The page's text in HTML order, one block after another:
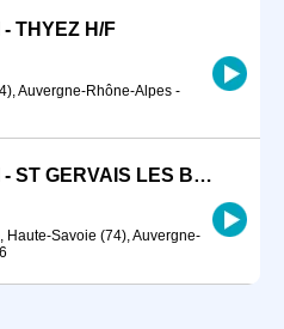
THYEZ H/F
Auvergne-Rhône-Alpes -
Ouvrier paysagiste CDI - ST GERVAIS LES BAINS H/F
Savoie (74), Auvergne-